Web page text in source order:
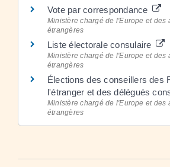
Vote par correspondance
Ministère chargé de l'Europe et des
étrangères
Liste électorale consulaire
Ministère chargé de l'Europe et des
étrangères
Élections des conseillers des
l'étranger et des délégués
Ministère chargé de l'Europe et des
étrangères